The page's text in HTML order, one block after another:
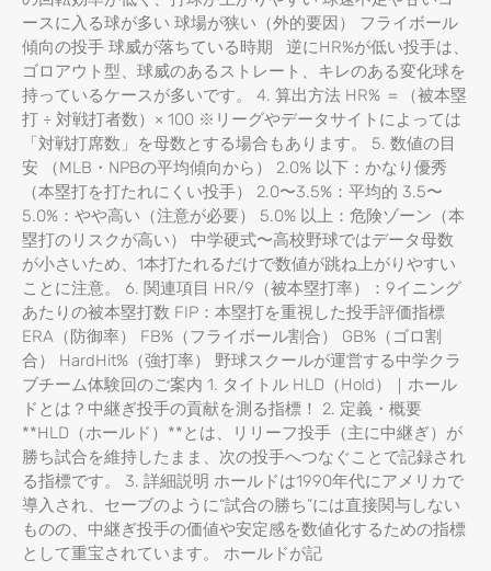
ースに入る球が多い 球場が狭い（外的要因） フライボール
傾向の投手 球威が落ちている時期 逆にHR%が低い投手は、
ゴロアウト型、球威のあるストレート、キレのある変化球を
持っているケースが多いです。 4. 算出方法 HR% ＝（被本塁
打 ÷ 対戦打者数）× 100 ※リーグやデータサイトによっては
「対戦打席数」を母数とする場合もあります。 5. 数値の目
安 （MLB・NPBの平均傾向から） 2.0% 以下：かなり優秀
（本塁打を打たれにくい投手） 2.0〜3.5%：平均的 3.5〜
5.0%：やや高い（注意が必要） 5.0% 以上：危険ゾーン（本
塁打のリスクが高い） 中学硬式〜高校野球ではデータ母数
が小さいため、1本打たれるだけで数値が跳ね上がりやすい
ことに注意。 6. 関連項目 HR/9（被本塁打率）：9イニング
あたりの被本塁打数 FIP：本塁打を重視した投手評価指標
ERA（防御率） FB%（フライボール割合） GB%（ゴロ割
合） HardHit%（強打率） 野球スクールが運営する中学クラ
ブチーム体験回のご案内 1. タイトル HLD（Hold）｜ホール
ドとは？中継ぎ投手の貢献を測る指標！ 2. 定義・概要
**HLD（ホールド）**とは、リリーフ投手（主に中継ぎ）が
勝ち試合を維持したまま、次の投手へつなぐことで記録され
る指標です。 3. 詳細説明 ホールドは1990年代にアメリカで
導入され、セーブのように“試合の勝ち”には直接関与しない
ものの、中継ぎ投手の価値や安定感を数値化するための指標
として重宝されています。 ホールドが記